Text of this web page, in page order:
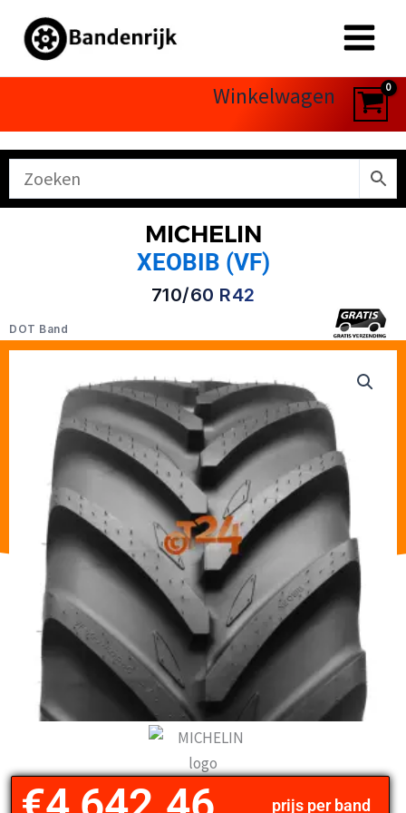
naar
Winkelwagen
MICHELIN
XEOBIB (VF)
710/60 R42
DOT Band
prijs per band